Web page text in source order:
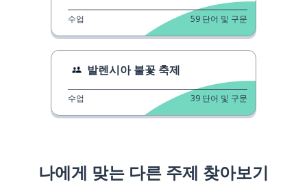
수업 59 단어 및 구문
발렌시아 불꽃 축제
수업 39 단어 및 구문
나에게 맞는 다른 주제 찾아보기